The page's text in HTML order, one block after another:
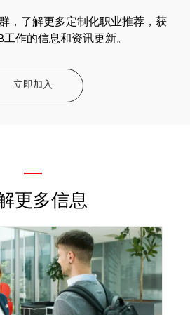
，了解更多定制化职业推荐，获
作的信息和资讯更新。
立即加入
—
更多信息